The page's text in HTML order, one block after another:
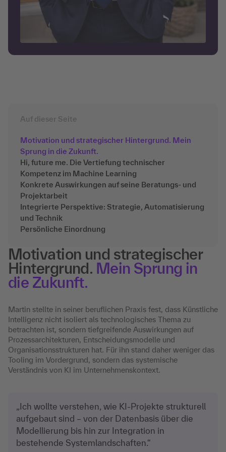
Auf dieser Seite
Motivation und strategischer Hintergrund. Mein
Sprung in die Zukunft.
Hi, future me. Die Vertiefung technischer
Kompetenz im Machine Learning
Konkrete Auswirkungen auf seine Beratungs- und
Projektarbeit
Integrierte Perspektive: Strategie, Automatisierung
und Technik
Persönliche Einordnung
Motivation und strategischer
Hintergrund. Mein Sprung in
die Zukunft.
Martin stellte in seiner beruflichen Praxis fest, dass Künstliche
Intelligenz nicht isoliert als technologisches Thema zu
betrachten ist, sondern tiefgreifende Auswirkungen auf
Prozessarchitekturen, Entscheidungsmodelle und
Organisationsstrukturen hat. Für ihn stand daher weniger das
Tooling im Vordergrund, sondern das systemische
Verständnis von KI im Unternehmenskontext.
„Ich wollte verstehen, wie KI-Projekte strukturell
aufgebaut sind – von der Datenbasis über die
Modellierung bis hin zur Integration in
bestehende Systemlandschaften.“